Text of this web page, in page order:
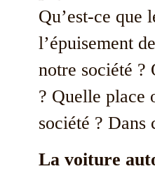
Qu’est-ce que
l’épuisement
notre société ?
? Quelle place
société ?
La voiture